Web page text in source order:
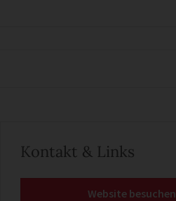
Kontakt & Links
Website besuchen